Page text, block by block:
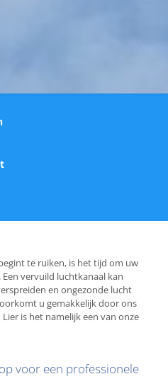
te ruiken, is het tijd om uw
vervuild luchtkanaal kan
en ongezonde lucht
u gemakkelijk door ons
Lier is het namelijk een van onze
voor een professionele